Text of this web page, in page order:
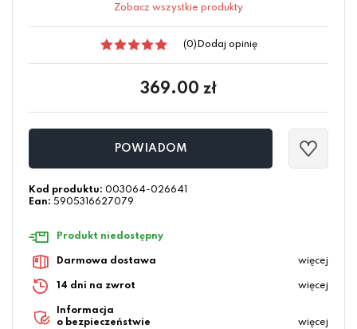
Zobacz wszystkie produkty
(0) Dodaj opinię
369.00 zł
POWIADOM
Kod produktu: 003064-026641
Ean: 5905316627079
Produkt niedostępny
Darmowa dostawa więcej
14 dni na zwrot więcej
Informacja
o bezpieczeństwie
więcej